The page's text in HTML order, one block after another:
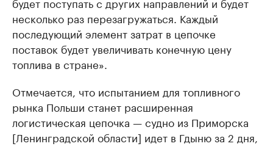
несколько раз перезагружаться. Каждый
последующий элемент затрат в цепочке
поставок будет увеличивать конечную цену
топлива в стране».
Отмечается, что испытанием для топливного
рынка Польши станет расширенная
логистическая цепочка — судно из Приморска
[Ленинградской области] идет в Гдыню за 2 дня,